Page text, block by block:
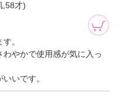
,58才)
。
やかで使用感が気に入っ
いです。